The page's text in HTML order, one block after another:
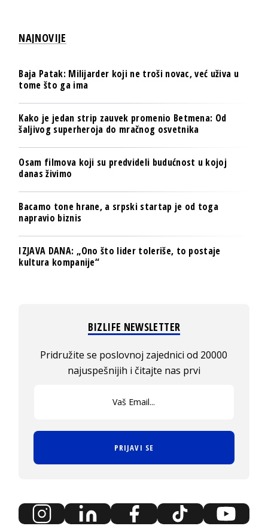
NAJNOVIJE
Baja Patak: Milijarder koji ne troši novac, već uživa u
tome što ga ima
Kako je jedan strip zauvek promenio Betmena: Od
šaljivog superheroja do mračnog osvetnika
Osam filmova koji su predvideli budućnost u kojoj
danas živimo
Bacamo tone hrane, a srpski startap je od toga
napravio biznis
IZJAVA DANA: „Ono što lider toleriše, to postaje
kultura kompanije“
BIZLIFE NEWSLETTER
Pridružite se poslovnoj zajednici od 20000
najuspešnijih i čitajte nas prvi
PRIJAVI SE